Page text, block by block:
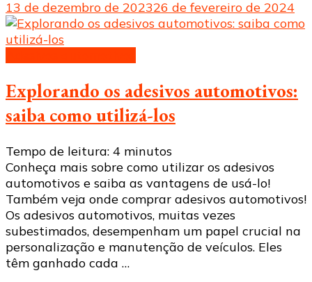
13 de dezembro de 202326 de fevereiro de 2024
Explorando os adesivos automotivos:
saiba como utilizá-los
Tempo de leitura: 4 minutos
Conheça mais sobre como utilizar os adesivos
automotivos e saiba as vantagens de usá-lo!
Também veja onde comprar adesivos automotivos!
Os adesivos automotivos, muitas vezes
subestimados, desempenham um papel crucial na
personalização e manutenção de veículos. Eles
têm ganhado cada …